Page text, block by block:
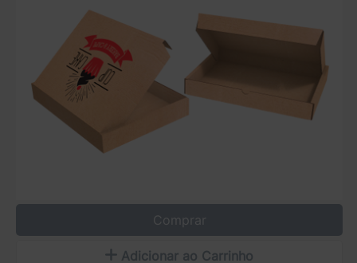
Comprar
Adicionar ao Carrinho